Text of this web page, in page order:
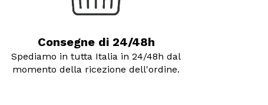
Consegne di 24/48h
Spediamo in tutta Italia in 24/48h dal
momento della ricezione dell'ordine.